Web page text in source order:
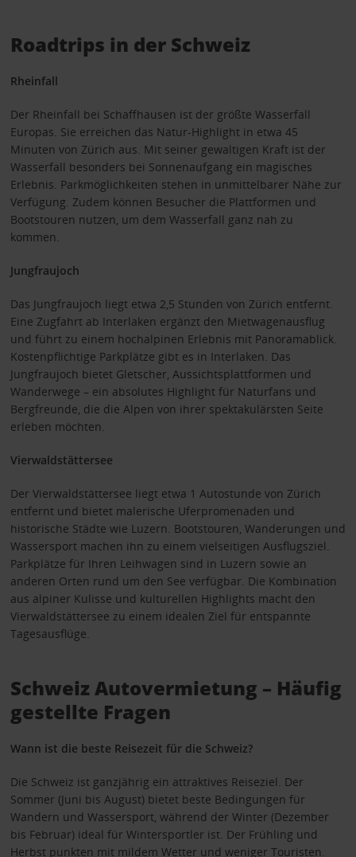
Roadtrips in der Schweiz
Rheinfall
Der Rheinfall bei Schaffhausen ist der größte Wasserfall
Europas. Sie erreichen das Natur-Highlight in etwa 45
Minuten von Zürich aus. Mit seiner gewaltigen Kraft ist der
Wasserfall besonders bei Sonnenaufgang ein magisches
Erlebnis. Parkmöglichkeiten stehen in unmittelbarer Nähe zur
Verfügung. Zudem können Besucher die Plattformen und
Bootstouren nutzen, um dem Wasserfall ganz nah zu
kommen.
Jungfraujoch
Das Jungfraujoch liegt etwa 2,5 Stunden von Zürich entfernt.
Eine Zugfahrt ab Interlaken ergänzt den Mietwagenausflug
und führt zu einem hochalpinen Erlebnis mit Panoramablick.
Kostenpflichtige Parkplätze gibt es in Interlaken. Das
Jungfraujoch bietet Gletscher, Aussichtsplattformen und
Wanderwege – ein absolutes Highlight für Naturfans und
Bergfreunde, die die Alpen von ihrer spektakulärsten Seite
erleben möchten.
Vierwaldstättersee
Der Vierwaldstättersee liegt etwa 1 Autostunde von Zürich
entfernt und bietet malerische Uferpromenaden und
historische Städte wie Luzern. Bootstouren, Wanderungen und
Wassersport machen ihn zu einem vielseitigen Ausflugsziel.
Parkplätze für Ihren Leihwagen sind in Luzern sowie an
anderen Orten rund um den See verfügbar. Die Kombination
aus alpiner Kulisse und kulturellen Highlights macht den
Vierwaldstättersee zu einem idealen Ziel für entspannte
Tagesausflüge.
Schweiz Autovermietung – Häufig
gestellte Fragen
Wann ist die beste Reisezeit für die Schweiz?
Die Schweiz ist ganzjährig ein attraktives Reiseziel. Der
Sommer (Juni bis August) bietet beste Bedingungen für
Wandern und Wassersport, während der Winter (Dezember
bis Februar) ideal für Wintersportler ist. Der Frühling und
Herbst punkten mit mildem Wetter und weniger Touristen.